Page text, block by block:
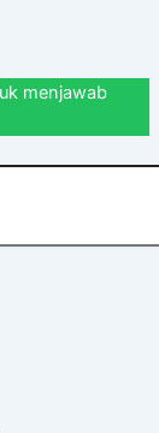
menjawab